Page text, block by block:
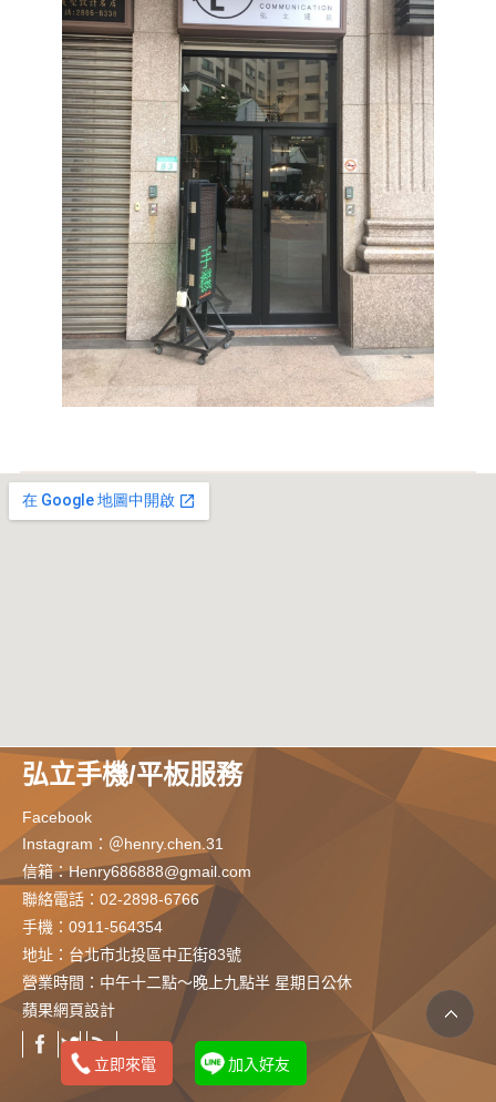
弘立手機/平板服務
Facebook
Instagram：＠henry.chen.31
信箱：Henry686888@gmail.com
聯絡電話：02-2898-6766
手機： 0911-564354
地址： 台北市北投區中正街83號
營業時間：中午十二點～晚上九點半 星期日公休
蘋果網頁設計
立即來電 加入好友